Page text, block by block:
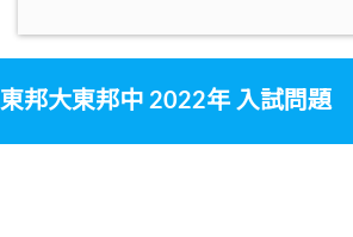
東邦大東邦中 2022年 入試問題